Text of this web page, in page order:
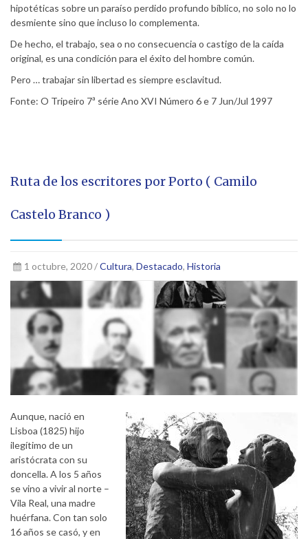
hipotéticas sobre un paraíso perdido profundo bíblico, no solo no lo
desmiente sino que incluso lo complementa.
De hecho, el trabajo, sea o no consecuencia o castigo de la caída
original, es una condición para el éxito del hombre común.
Pero … trabajar sin libertad es siempre esclavitud.
Fonte: O Tripeiro 7ª série Ano XVI Número 6 e 7 Jun/Jul 1997
Ruta de los escritores por Porto ( Camilo
Castelo Branco )
1 octubre, 2020 /Cultura, Destacado, Historia
Aunque, nació en
Lisboa (1825) hijo
ilegítimo de un
aristócrata con su
doncella. A los 5 años
se vino a vivir al norte –
Vila Real, una madre
huérfana. Con tan solo
16 años se casó, y en